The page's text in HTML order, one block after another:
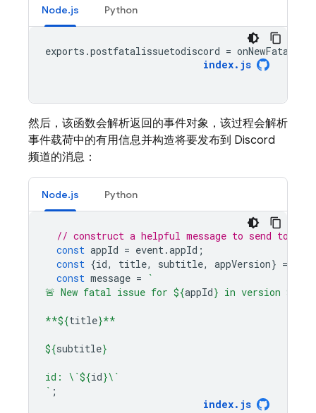
Node.js Python
exports .postfatalissuetodiscord =
index. js
然后，该函数会解析返回的事件对象，该过程会解析
事件载荷中的有用信息并构造将要发布到 Discord
频道的消息：
Node.js Python
// construct a helpful message to send to
const appId = event.appId ;
const {id, title, subtitle, appVersion} =
const message =
`
🚨 New fatal issue for ${appId} in version ${
**${title}**
${subtitle}
id: \`${id}\`
` ;
index. js